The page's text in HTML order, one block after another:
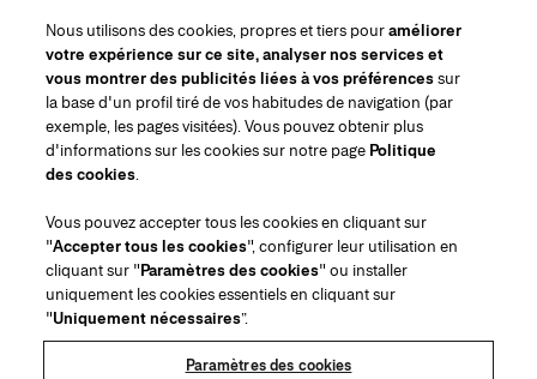
Service à la clientèle
Trouver une boutique
Contactez-nous
Livraisons et Retours Beauté
Retourner ma commande
À propos de nous
House of Herrera
Emplois
Mentions légales et cookies
Nous utilisons des cookies, propres et tiers pouraméliorer
votre expérience sur ce site, analyser nos services et
vous montrer des publicités liées à vos préférencessur
la base d'un profil tiré de vos habitudes de navigation (par
exemple, les pages visitées). Vous pouvez obtenir plus
d'informations sur les cookies sur notre page Politique
des cookies.
Vous pouvez accepter tous les cookies en cliquant sur
"Accepter tous les cookies", configurer leur utilisation en
cliquant sur "Paramètres des cookies" ou installer
uniquement les cookies essentiels en cliquant sur
"Uniquement nécessaires”.
Paramètres des cookies